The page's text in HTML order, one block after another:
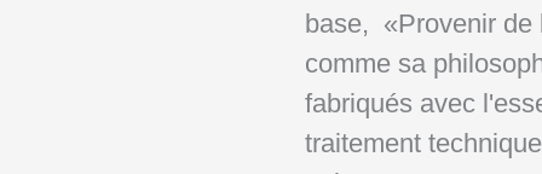
base, «Provenir de
comme sa
fabriqués avec
traitement